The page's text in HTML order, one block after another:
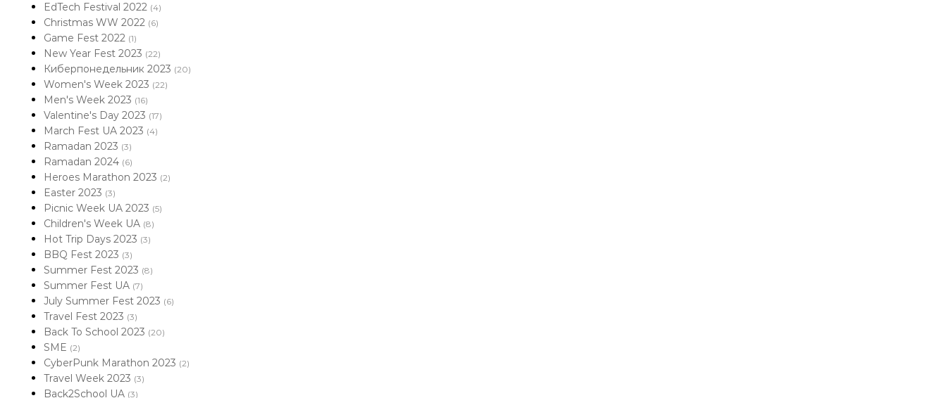
EdTech Festival 2022 (4)
Christmas WW 2022 (6)
Game Fest 2022 (1)
New Year Fest 2023 (22)
Киберпонедельник 2023 (20)
Women's Week 2023 (22)
Men's Week 2023 (16)
Valentine's Day 2023 (17)
March Fest UA 2023 (4)
Ramadan 2023 (3)
Ramadan 2024 (6)
Heroes Marathon 2023 (2)
Easter 2023 (3)
Picnic Week UA 2023 (5)
Children's Week UA (8)
Hot Trip Days 2023 (3)
BBQ Fest 2023 (3)
Summer Fest 2023 (8)
Summer Fest UA (7)
July Summer Fest 2023 (6)
Travel Fest 2023 (3)
Back To School 2023 (20)
SME (2)
CyberPunk Marathon 2023 (2)
Travel Week 2023 (3)
Back2School UA (3)